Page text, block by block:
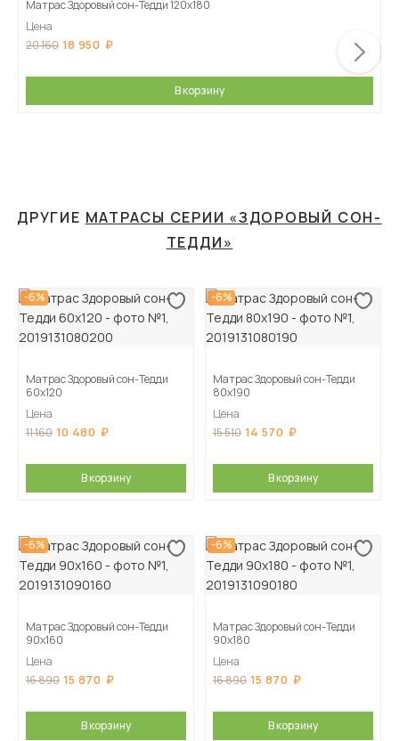
Матрас Здоровый сон-Тедди 120х180
Цена
20 160 18 950
В корзину
ДРУГИЕ МАТРАСЫ СЕРИИ «ЗДОРОВЫЙ СОН-
ТЕДДИ»
-6%
Матрас Здоровый сон-Тедди
60х120
Цена
11 160 10 480
В корзину
-6%
Матрас Здоровый сон-Тедди
80х190
Цена
15 510 14 570
В корзину
-6%
Матрас Здоровый сон-Тедди
90х160
Цена
16 890 15 870
В корзину
-6%
Матрас Здоровый сон-Тедди
90х180
Цена
16 890 15 870
В корзину